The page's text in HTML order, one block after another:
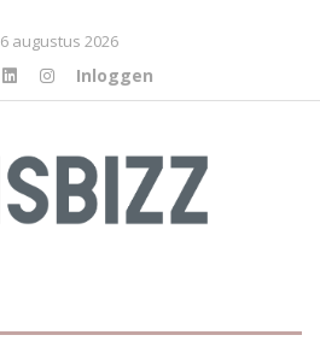
6 augustus 2026
Inloggen